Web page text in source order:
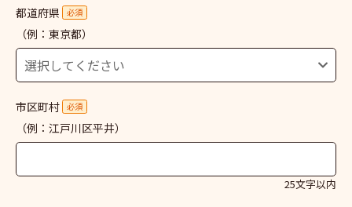
都道府県 必須
（例：東京都）
市区町村 必須
（例：江戸川区平井）
25文字以内